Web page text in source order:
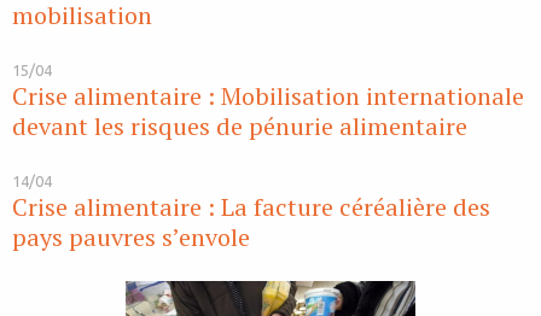
mobilisation
15/04
Crise alimentaire : Mobilisation internationale
devant les risques de pénurie alimentaire
14/04
Crise alimentaire : La facture céréalière des
pays pauvres s’envole